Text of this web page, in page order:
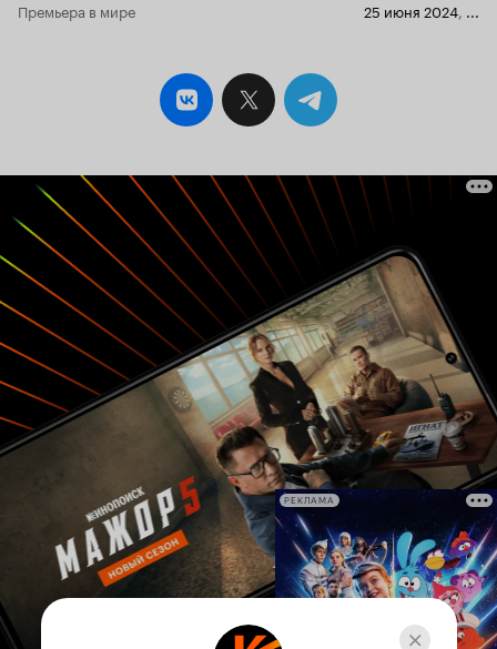
Премьера в мире
25 июня 2024, ...
РЕКЛАМА